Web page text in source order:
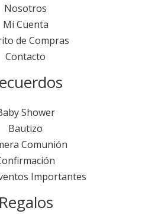
Nosotros
Mi Cuenta
de Compras
Contacto
Shower
Bautizo
Comunión
Importantes
Regalos